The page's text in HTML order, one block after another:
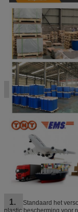
1.
Standaard het